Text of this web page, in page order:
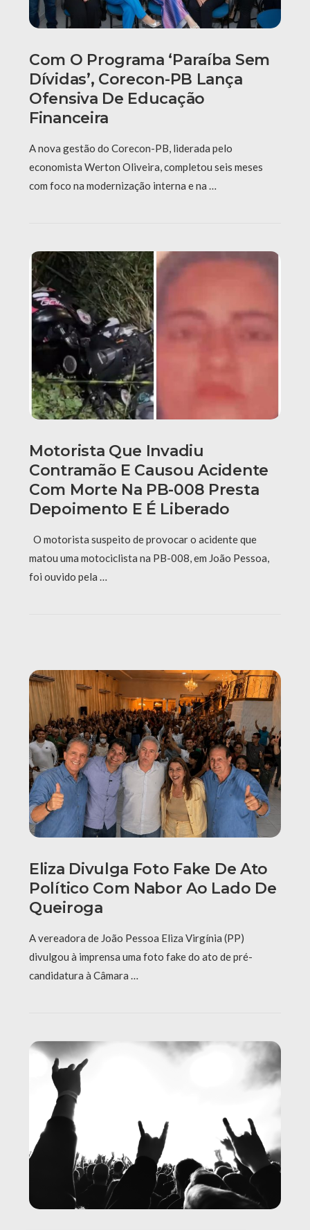
Com O Programa ‘Paraíba Sem
Dívidas’, Corecon-PB Lança
Ofensiva De Educação
Financeira
A nova gestão do Corecon-PB, liderada pelo
economista Werton Oliveira, completou seis meses
com foco na modernização interna e na …
Motorista Que Invadiu
Contramão E Causou Acidente
Com Morte Na PB-008 Presta
Depoimento E É Liberado
O motorista suspeito de provocar o acidente que
matou uma motociclista na PB-008, em João Pessoa,
foi ouvido pela …
Eliza Divulga Foto Fake De Ato
Político Com Nabor Ao Lado De
Queiroga
A vereadora de João Pessoa Eliza Virgínia (PP)
divulgou à imprensa uma foto fake do ato de pré-
candidatura à Câmara …